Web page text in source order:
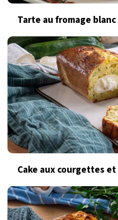
Tarte au fromage
Cake aux courgettes